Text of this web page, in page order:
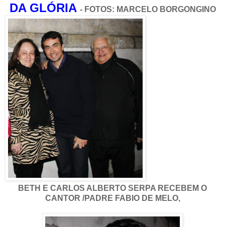
DA GLÓRIA - FOTOS: MARCELO BORGONGINO
BETH E CARLOS ALBERTO SERPA RECEBEM O
CANTOR /PADRE FABIO DE MELO,